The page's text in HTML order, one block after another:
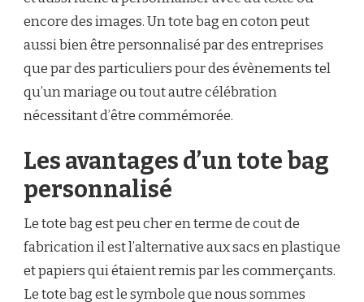
encore des images. Un tote bag en coton peut
aussi bien être personnalisé par des entreprises
que par des particuliers pour des évènements tel
qu’un mariage ou tout autre célébration
nécessitant d’être commémorée.
Les avantages d’un tote bag
personnalisé
Le tote bag est peu cher en terme de cout de
fabrication il est l’alternative aux sacs en plastique
et papiers qui étaient remis par les commerçants.
Le tote bag est le symbole que nous sommes